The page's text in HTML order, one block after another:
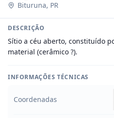
Bituruna, PR
DESCRIÇÃO
Sítio a céu aberto, constituído
material (cerâmico ?).
INFORMAÇÕES TÉCNICAS
Coordenadas